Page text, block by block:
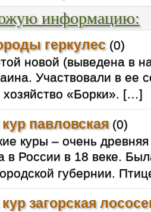
информацию:
геркулес(0)
новой (выведена в
Участвовали в ее
хозяйство «Борки». […]
павловская(0)
куры – очень
в России в 18 веке.
губернии.
загорская